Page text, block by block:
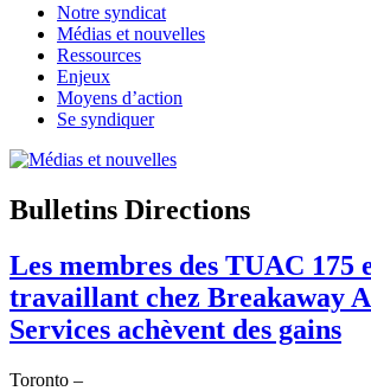
Notre syndicat
Médias et nouvelles
Ressources
Enjeux
Moyens d’action
Se syndiquer
Bulletins Directions
Les membres des TUAC 175
travaillant chez Breakaway
Services achèvent des gains
Toronto –